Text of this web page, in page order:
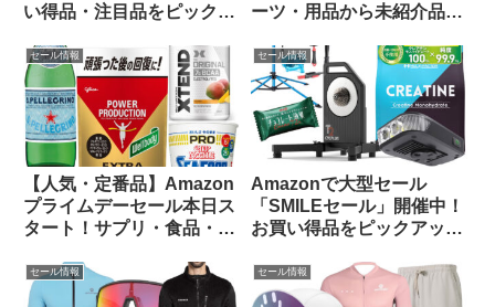
い得品・注目品をピックア
で】
ーツ・用品から未紹介品を
【Amazon プライムデーセ
ール】
セール情報
【人気・定番品】Amazon
プライムデーセール本日ス
タート！サプリ・食品・飲
ップしてみました
セール情報
Amazonで大型セール
「SMILEセール」開催中！
お買い得品をピックアップ
セール情報 セール情報